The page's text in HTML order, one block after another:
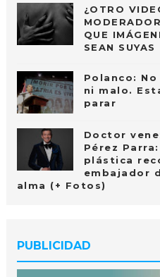
¿OTRO
QUE
SEAN SUYAS
Polanco:
ni malo.
parar
Doctor
Pérez
plástica
embajador
alma (+ Fotos)
PUBLICIDAD